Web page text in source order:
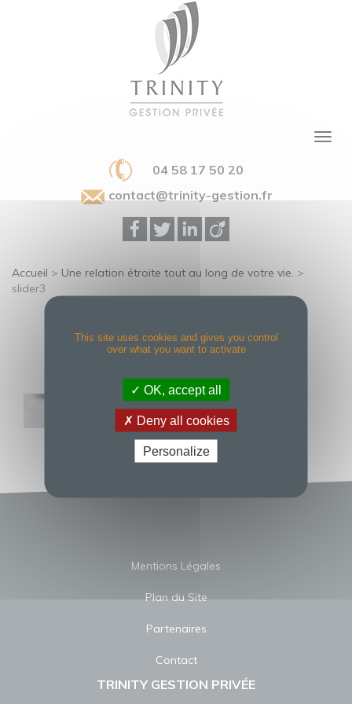
04 58 17 50 20
contact@trinity-gestion.fr
Accueil > Une relation étroite tout au long de votre vie. >
slider3
SLIDER3
Mentions Légales
Plan du Site
Partenaires
Contact
TRINITY GESTION PRIVÉE
This site uses cookies and gives you control
over what you want to activate
OK, accept all
Deny all cookies
Personalize